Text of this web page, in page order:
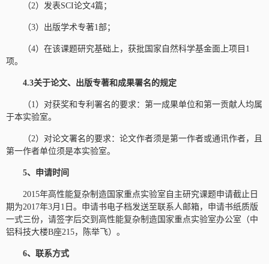
（2）发表SCI论文4篇；
（3）出版学术专著1部；
（4）在该课题研究基础上，获批国家自然科学基金面上项目1
项。
4.3关于论文、出版专著和成果署名的规定
（1）对获奖和专利署名的要求：第一成果单位和第一贡献人均属
于本实验室。
（2）对论文署名的要求：论文作者须是第一作者或通讯作者，且
第一作者单位须是本实验室。
5、申请时间
2015年高性能复杂制造国家重点实验室自主研究课题申请截止日
期为2017年3月1日。申请书电子档发送至联系人邮箱，申请书纸质版
一式三份，请签字后交到高性能复杂制造国家重点实验室办公室（中
铝科技大楼B座215，陈举飞）。
6、联系方式